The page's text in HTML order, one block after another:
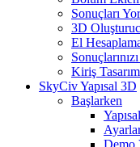
Sonuçları
3D
El
Kiriş
SkyCiv Yapısal 3D
Başlarken